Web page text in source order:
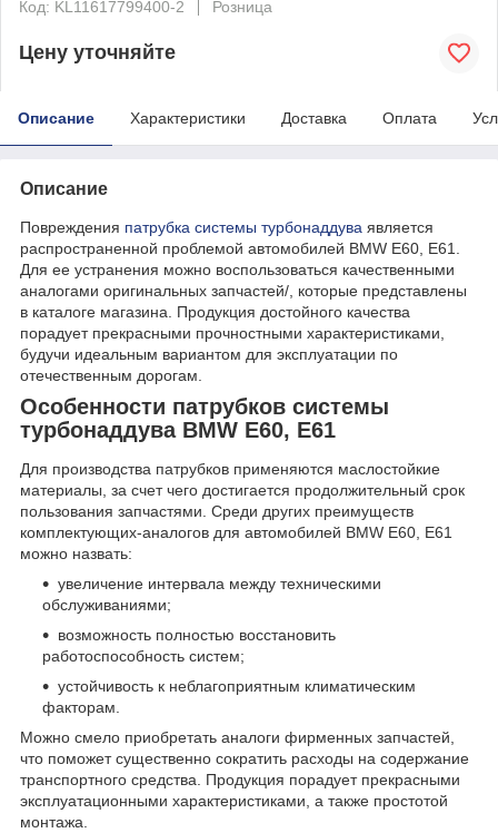
Код: KL11617799400-2
Розница
Цену уточняйте
Описание Характеристики Доставка Оплата
Описание
Повреждения патрубка системы турбонаддува является
распространенной проблемой автомобилей BMW E60, E61.
Для ее устранения можно воспользоваться качественными
аналогами оригинальных запчастей/, которые представлены
в каталоге магазина. Продукция достойного качества
порадует прекрасными прочностными характеристиками,
будучи идеальным вариантом для эксплуатации по
отечественным дорогам.
Особенности патрубков системы
турбонаддува BMW E60, E61
Для производства патрубков применяются маслостойкие
материалы, за счет чего достигается продолжительный срок
пользования запчастями. Среди других преимуществ
комплектующих-аналогов для автомобилей BMW E60, E61
можно назвать:
увеличение интервала между техническими
обслуживаниями;
возможность полностью восстановить
работоспособность систем;
устойчивость к неблагоприятным климатическим
факторам.
Можно смело приобретать аналоги фирменных запчастей,
что поможет существенно сократить расходы на содержание
транспортного средства. Продукция порадует прекрасными
эксплуатационными характеристиками, а также простотой
монтажа.